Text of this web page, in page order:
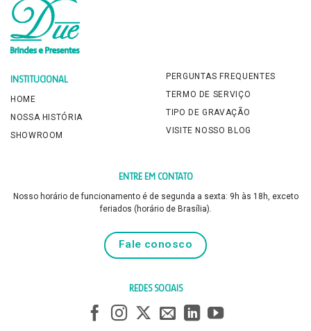
INSTITUCIONAL
HOME
NOSSA HISTÓRIA
SHOWROOM
PERGUNTAS FREQUENTES
TERMO DE SERVIÇO
TIPO DE GRAVAÇÃO
VISITE NOSSO BLOG
ENTRE EM CONTATO
Nosso horário de funcionamento é de segunda a sexta: 9h às 18h, exceto
feriados (horário de Brasília).
Fale conosco
REDES SOCIAIS